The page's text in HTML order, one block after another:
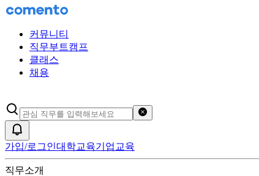
커뮤니티
직무부트캠프
클래스
채용
가입/로그인대학교육기업교육
직무소개